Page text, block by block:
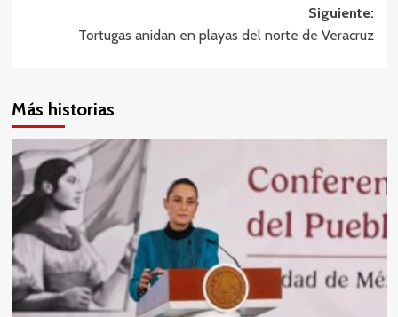
Siguiente:
Tortugas anidan en playas del norte de Veracruz
Más historias